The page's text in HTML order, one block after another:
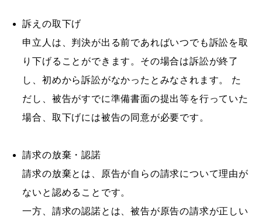
訴えの取下げ
申立人は、判決が出る前であればいつでも訴訟を取
り下げることができます。その場合は訴訟が終了
し、初めから訴訟がなかったとみなされます。 た
だし、被告がすでに準備書面の提出等を行っていた
場合、取下げには被告の同意が必要です。
請求の放棄・認諾
請求の放棄とは、原告が自らの請求について理由が
ないと認めることです。
一方、請求の認諾とは、被告が原告の請求が正しい